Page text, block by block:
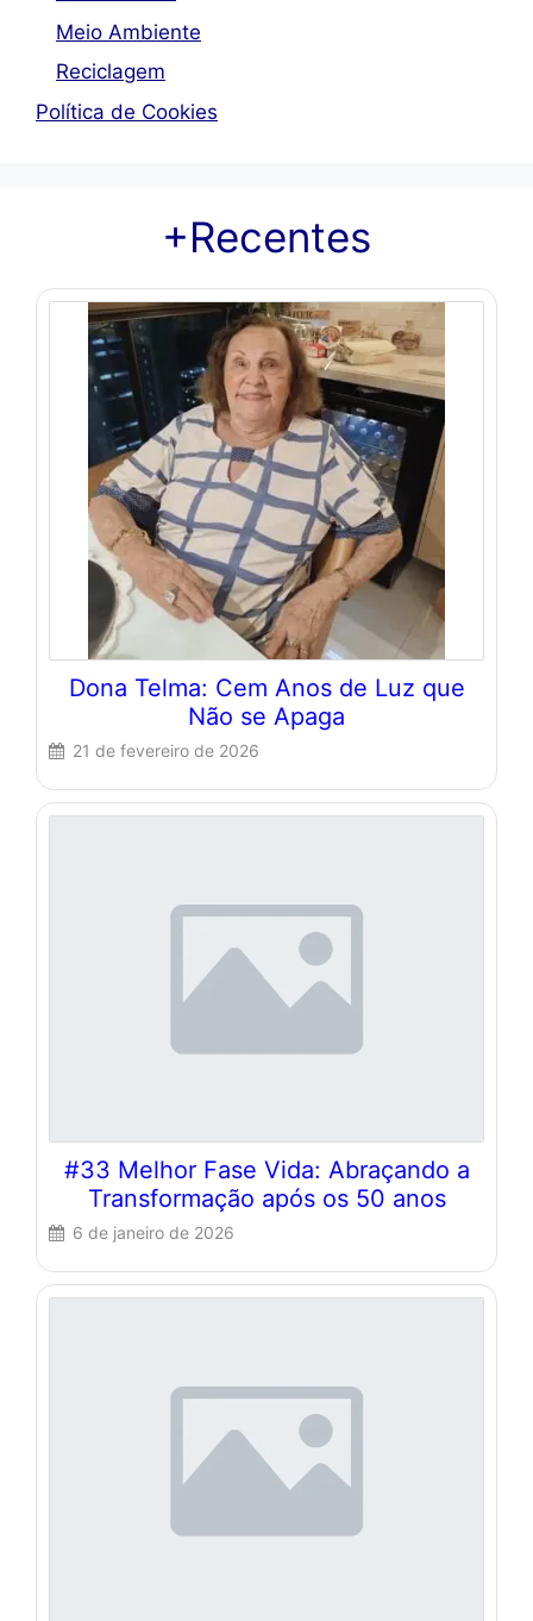
Meio Ambiente
Reciclagem
Política de Cookies
+Recentes
Dona Telma: Cem Anos de Luz que
Não se Apaga
21 de fevereiro de 2026
#33 Melhor Fase Vida: Abraçando a
Transformação após os 50 anos
6 de janeiro de 2026